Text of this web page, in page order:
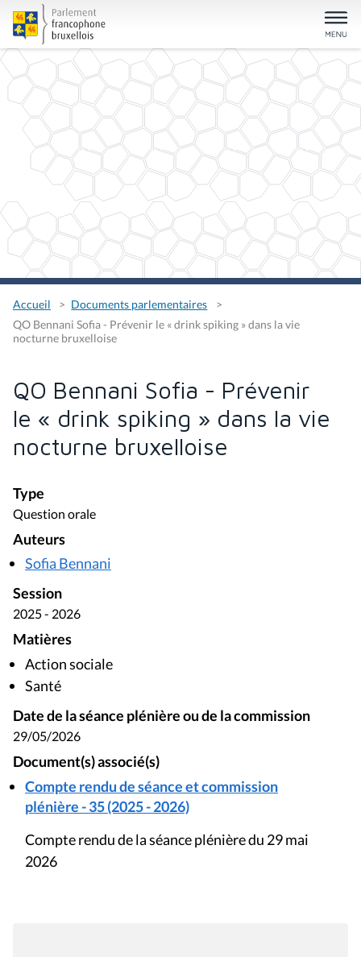
Accueil
Documents parlementaires
QO Bennani Sofia - Prévenir le « drink spiking » dans la vie
nocturne bruxelloise
QO Bennani Sofia - Prévenir
le « drink spiking » dans la vie
nocturne bruxelloise
Type
Question orale
Auteurs
Sofia Bennani
Session
2025 - 2026
Matières
Action sociale
Santé
Date de la séance plénière ou de la commission
29/05/2026
Document(s) associé(s)
Compte rendu de séance et commission
plénière - 35 (2025 - 2026)
Compte rendu de la séance plénière du 29 mai
2026